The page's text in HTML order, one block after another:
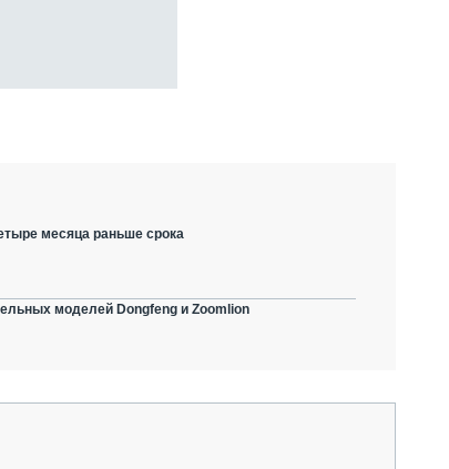
месяца раньше срока
моделей Dongfeng и Zoomlion